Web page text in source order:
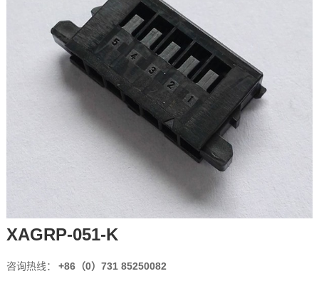
XAGRP-051-K
咨询热线： +86（0）731 85250082